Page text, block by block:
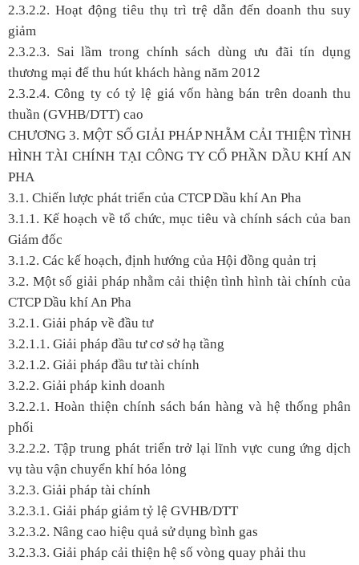
2.3.2.2. Hoạt động tiêu thụ trì trệ dẫn đến doanh thu suy
giảm
2.3.2.3. Sai lầm trong chính sách dùng ưu đãi tín dụng
thương mại để thu hút khách hàng năm 2012
2.3.2.4. Công ty có tỷ lệ giá vốn hàng bán trên doanh thu
thuần (GVHB/DTT) cao
CHƯƠNG 3. MỘT SỐ GIẢI PHÁP NHẰM CẢI THIỆN TÌNH
HÌNH TÀI CHÍNH TẠI CÔNG TY CỔ PHẦN DẦU KHÍ AN
PHA
3.1. Chiến lược phát triển của CTCP Dầu khí An Pha
3.1.1. Kế hoạch về tổ chức, mục tiêu và chính sách của ban
Giám đốc
3.1.2. Các kế hoạch, định hướng của Hội đồng quản trị
3.2. Một số giải pháp nhằm cải thiện tình hình tài chính của
CTCP Dầu khí An Pha
3.2.1. Giải pháp về đầu tư
3.2.1.1. Giải pháp đầu tư cơ sở hạ tầng
3.2.1.2. Giải pháp đầu tư tài chính
3.2.2. Giải pháp kinh doanh
3.2.2.1. Hoàn thiện chính sách bán hàng và hệ thống phân
phối
3.2.2.2. Tập trung phát triển trở lại lĩnh vực cung ứng dịch
vụ tàu vận chuyển khí hóa lỏng
3.2.3. Giải pháp tài chính
3.2.3.1. Giải pháp giảm tỷ lệ GVHB/DTT
3.2.3.2. Nâng cao hiệu quả sử dụng bình gas
3.2.3.3. Giải pháp cải thiện hệ số vòng quay phải thu